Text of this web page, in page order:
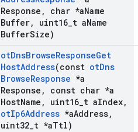
Response , char *aName
Buffer, uint16 t aName
BufferSize)
otDnsBrowseResponseGet
HostAddress(const otDns
BrowseResponse *a
Response ,
const char *a
HostName , uint16 t aIndex,
otIp6Address *aAddress,
uint32 t *aTtl)